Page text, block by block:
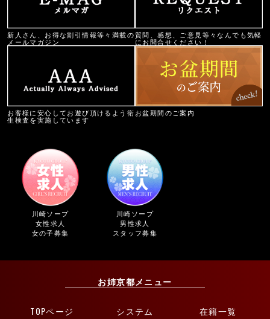
新人さん、お得な割引情報等々満載の
メールマガジン
質問、感想、ご意見等々なんでも気軽
にお問合せください！
お客様に安心してお遊び頂けるよう衛
生検査を実施しています
お盆期間のご案内
川崎ソープ
女性求人
女の子募集
川崎ソープ
男性求人
スタッフ募集
お姉京都メニュー
TOPページ システム 在籍一覧